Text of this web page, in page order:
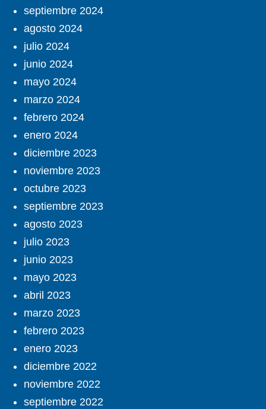
septiembre 2024
agosto 2024
julio 2024
junio 2024
mayo 2024
marzo 2024
febrero 2024
enero 2024
diciembre 2023
noviembre 2023
octubre 2023
septiembre 2023
agosto 2023
julio 2023
junio 2023
mayo 2023
abril 2023
marzo 2023
febrero 2023
enero 2023
diciembre 2022
noviembre 2022
septiembre 2022